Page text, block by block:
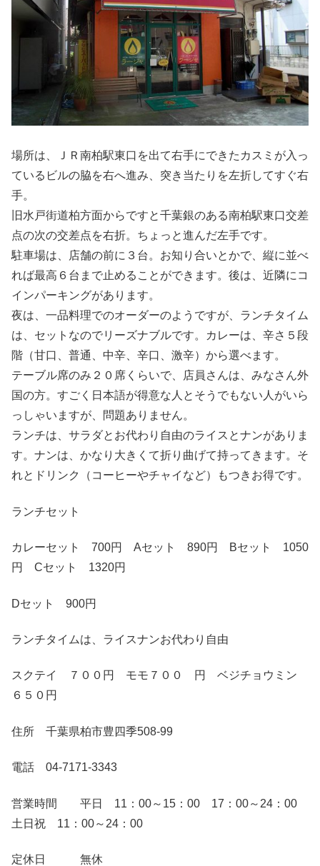
場所は、ＪＲ南柏駅東口を出て右手にできたカスミが入っ
ているビルの脇を右へ進み、突き当たりを左折してすぐ右
手。
旧水戸街道柏方面からですと千葉銀のある南柏駅東口交差
点の次の交差点を右折。ちょっと進んだ左手です。
駐車場は、店舗の前に３台。お知り合いとかで、縦に並べ
れば最高６台まで止めることができます。後は、近隣にコ
インパーキングがあります。
夜は、一品料理でのオーダーのようですが、ランチタイム
は、セットなのでリーズナブルです。カレーは、辛さ５段
階（甘口、普通、中辛、辛口、激辛）から選べます。
テーブル席のみ２０席くらいで、店員さんは、みなさん外
国の方。すごく日本語が得意な人とそうでもない人がいら
っしゃいますが、問題ありません。
ランチは、サラダとお代わり自由のライスとナンがありま
す。ナンは、かなり大きくて折り曲げて持ってきます。そ
れとドリンク（コーヒーやチャイなど）もつきお得です。
ランチセット
カレーセット 700円 Aセット 890円 Bセット 1050
円 Cセット 1320円
Dセット 900円
ランチタイムは、ライスナンお代わり自由
スクテイ ７００円 モモ７００ 円 ベジチョウミン
６５０円
住所 千葉県柏市豊四季508-99
電話 04-7171-3343
営業時間 平日 11：00～15：00 17：00～24：00
土日祝 11：00～24：00
定休日 無休